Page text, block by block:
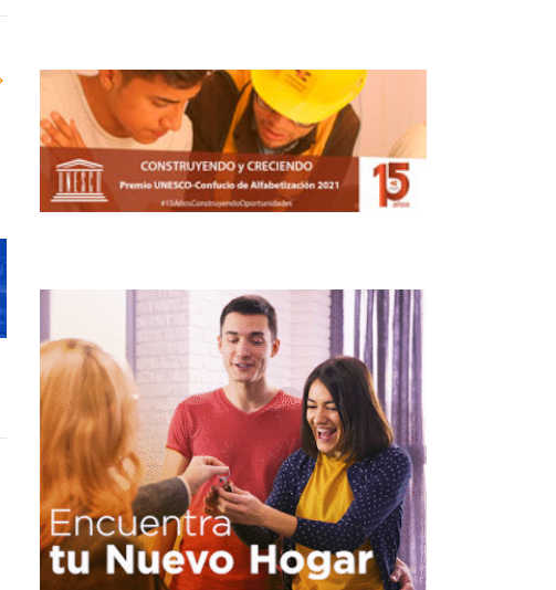
Crecen 53.1% rentas totales en portafolio de
Fibra Plus
INMOBILIARIO
Infraestructura acelera
la absorción industrial y
reordena el mapa de
inversión